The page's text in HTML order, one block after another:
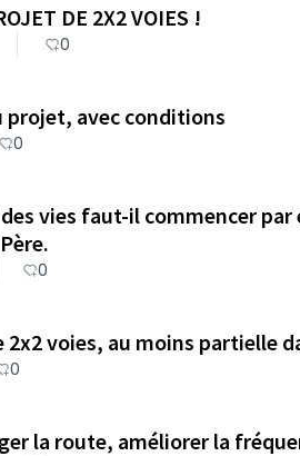
DE 2X2 VOIES !
0
projet, avec conditions
0
vies faut-il commencer
0
2x2 voies, au moins partielle
0
la route, améliorer la